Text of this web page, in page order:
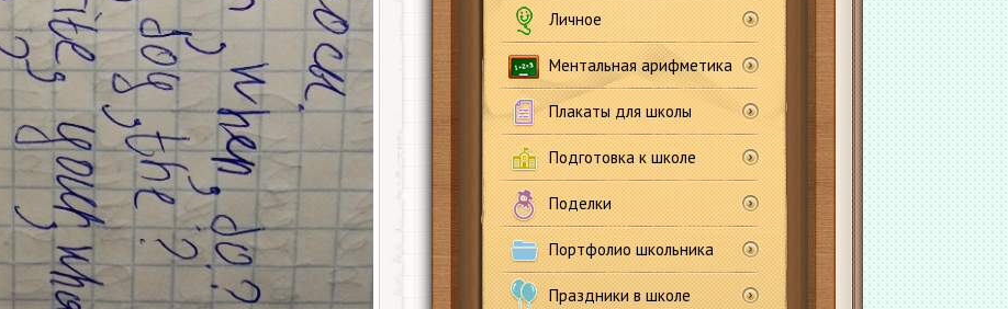
Личное
Ментальная арифметика
Плакаты для школы
Подготовка к школе
Поделки
Портфолио школьника
Праздники в школе